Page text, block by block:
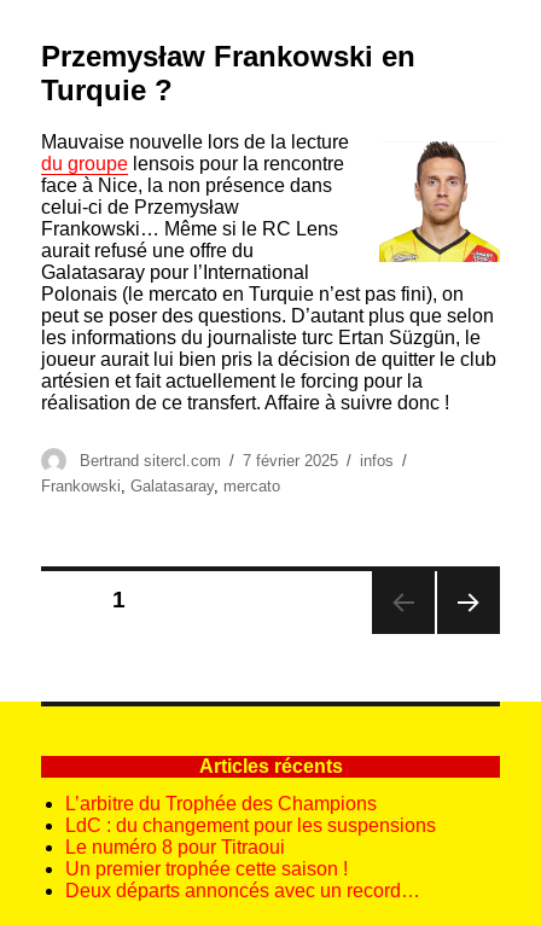
Przemysław Frankowski en
Turquie ?
Mauvaise nouvelle lors de la lecture
du groupe lensois pour la rencontre
face à Nice, la non présence dans
celui-ci de Przemysław
Frankowski… Même si le RC Lens
aurait refusé une offre du
Galatasaray pour l’International
Polonais (le mercato en Turquie n’est pas fini), on
peut se poser des questions. D’autant plus que selon
les informations du journaliste turc Ertan Süzgün, le
joueur aurait lui bien pris la décision de quitter le club
artésien et fait actuellement le forcing pour la
réalisation de ce transfert. Affaire à suivre donc !
Auteur
Bertrand sitercl.com
Publié
le
7 février 2025 Catégories
infos
Frankowski ,Galatasaray, mercato
Pagination
1
ANT
Articles récents
L’arbitre du Trophée des Champions
LdC : du changement pour les suspensions
Le numéro 8 pour Titraoui
Un premier trophée cette saison !
Deux départs annoncés avec un record…